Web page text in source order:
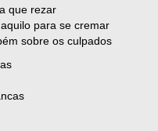
que rezar
para se cremar
sobre os culpados